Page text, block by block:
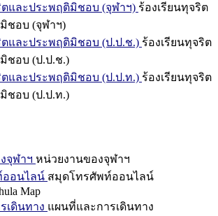
ตและประพฤติมิชอบ (จุฬาฯ) ร้องเรียนทุจริต
ชอบ (จุฬาฯ)
ตและประพฤติมิชอบ (ป.ป.ช.) ร้องเรียนทุจริต
ชอบ (ป.ป.ช.)
ตและประพฤติมิชอบ (ป.ป.ท.) ร้องเรียนทุจริต
ชอบ (ป.ป.ท.)
จุฬาฯ หน่วยงานของจุฬาฯ
อนไลน์ สมุดโทรศัพท์ออนไลน์
Map
เดินทาง แผนที่และการเดินทาง